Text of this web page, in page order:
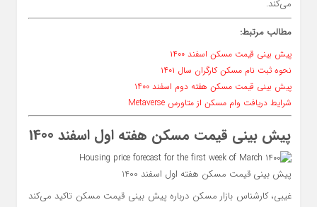
می‌کند.
مطالب مرتبط:
پیش بینی قیمت مسکن اسفند ۱۴۰۰
نحوه ثبت نام مسکن کارگران سال ۱۴۰۱
پیش بینی قیمت مسکن هفته دوم اسفند ۱۴۰۰
شرایط دریافت وام مسکن از متاورس Metaverse
پیش بینی قیمت مسکن هفته اول اسفند 1400
پیش بینی قیمت مسکن هفته اول اسفند 1400
غیبی، کارشناس بازار مسکن درباره پیش بینی قیمت مسکن تاکید می‌کند